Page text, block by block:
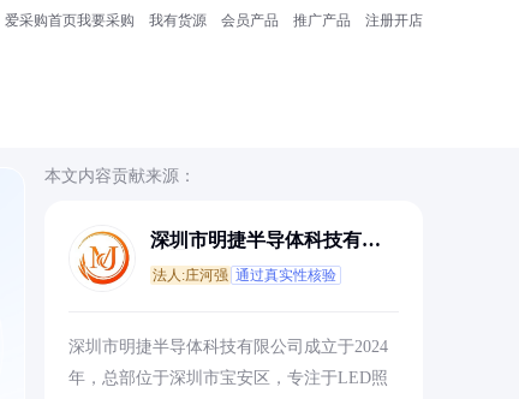
爱采购首页我要采购 我有货源 会员产品 推广产品 注册开店
本文内容贡献来源：
深圳市明捷半导体科技有限
法人:庄河强 通过真实性核验
深圳市明捷半导体科技有限公司成立于2024
年，总部位于深圳市宝安区，专注于LED照